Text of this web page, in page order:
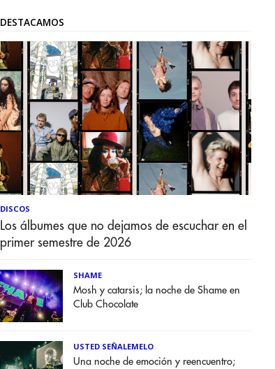
DESTACAMOS
DISCOS
Los álbumes que no dejamos de escuchar en el
primer semestre de 2026
SHAME
Mosh y catarsis; la noche de Shame en
Club Chocolate
USTED SEÑALEMELO
Una noche de emoción y reencuentro;